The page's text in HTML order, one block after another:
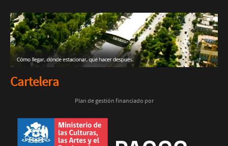
Cartelera
Plan de gestión financiado por